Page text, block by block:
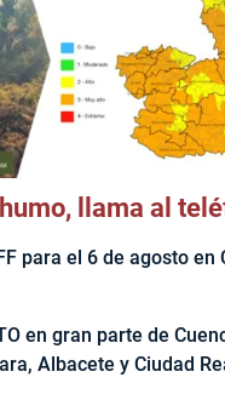
llama al
para el 6 de agosto en
en gran parte de
Albacete y Ciudad